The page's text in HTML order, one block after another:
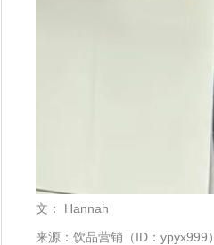
文： Hannah
来源：饮品营销（ID：ypyx999）